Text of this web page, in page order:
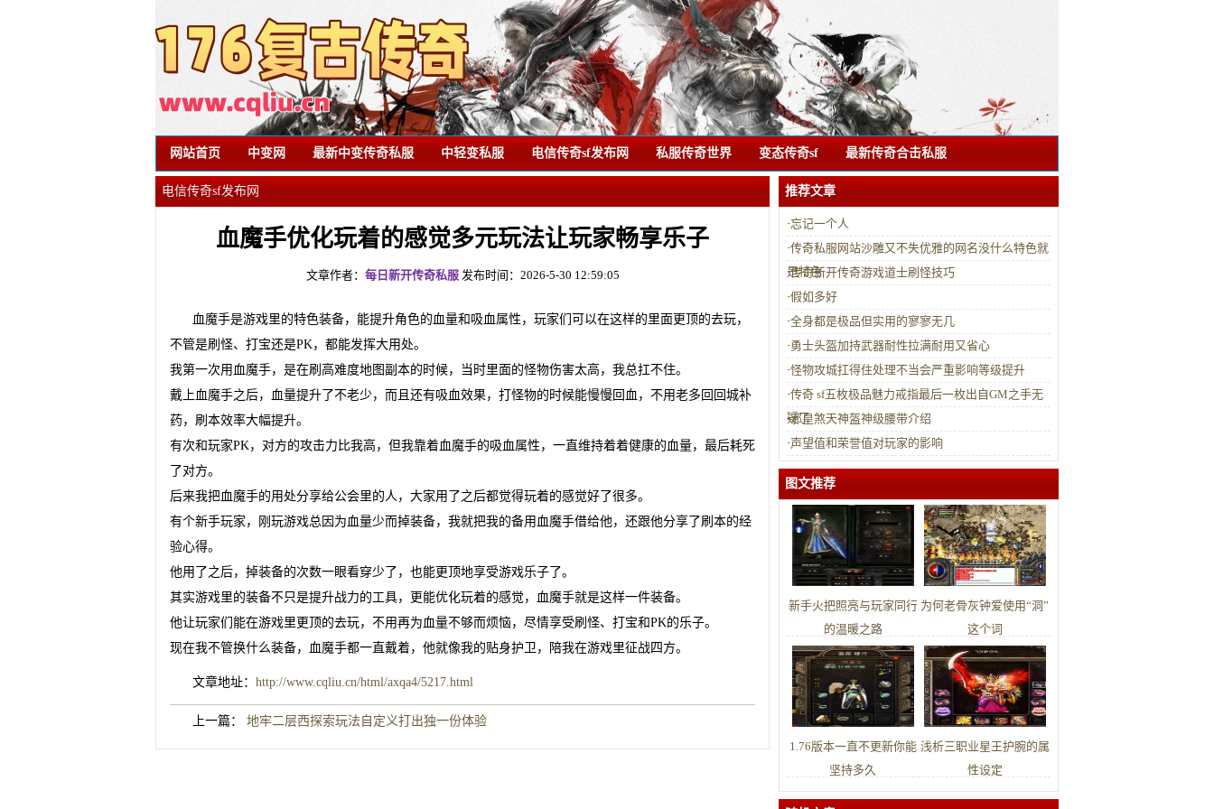
网站首页 中变网 最新中变传奇私服 中轻变私服 电信传奇sf发布网 私服传奇世界 变态传奇sf 最新传奇合击私服
电信传奇sf发布网
血魔手优化玩着的感觉多元玩法让玩家畅享乐子
文章作者： 每日新开传奇私服 发布时间：2026-5-30 12:59:05
血魔手是游戏里的特色装备，能提升角色的血量和吸血属性，玩家们可以在这样的里面更顶的去玩，
不管是刷怪、打宝还是PK，都能发挥大用处。
我第一次用血魔手，是在刷高难度地图副本的时候，当时里面的怪物伤害太高，我总扛不住。
戴上血魔手之后，血量提升了不老少，而且还有吸血效果，打怪物的时候能慢慢回血，不用老多回回城补
药，刷本效率大幅提升。
有次和玩家PK，对方的攻击力比我高，但我靠着血魔手的吸血属性，一直维持着着健康的血量，最后耗死
了对方。
后来我把血魔手的用处分享给公会里的人，大家用了之后都觉得玩着的感觉好了很多。
有个新手玩家，刚玩游戏总因为血量少而掉装备，我就把我的备用血魔手借给他，还跟他分享了刷本的经
验心得。
他用了之后，掉装备的次数一眼看穿少了，也能更顶地享受游戏乐子了。
其实游戏里的装备不只是提升战力的工具，更能优化玩着的感觉，血魔手就是这样一件装备。
他让玩家们能在游戏里更顶的去玩，不用再为血量不够而烦恼，尽情享受刷怪、打宝和PK的乐子。
现在我不管换什么装备，血魔手都一直戴着，他就像我的贴身护卫，陪我在游戏里征战四方。
文章地址： http://www.cqliu.cn/html/axqa4/5217.html
上一篇： 地牢二层西探索玩法自定义打出独一份体验
推荐文章
·忘记一个人
·传奇私服网站沙雕又不失优雅的网名没什么特色就
是特色
·传奇新开传奇游戏道士刷怪技巧
·假如多好
·全身都是极品但实用的寥寥无几
·勇士头盔加持武器耐性拉满耐用又省心
·怪物攻城扛得住处理不当会严重影响等级提升
·传奇 sf五枚极品魅力戒指最后一枚出自GM之手无
疑了
·邪皇煞天神盔神级腰带介绍
·声望值和荣誉值对玩家的影响
图文推荐
新手火把照亮与玩家同行
的温暖之路
为何老骨灰钟爱使用“洞”
这个词
1.76版本一直不更新你能
坚持多久
浅析三职业星王护腕的属
性设定